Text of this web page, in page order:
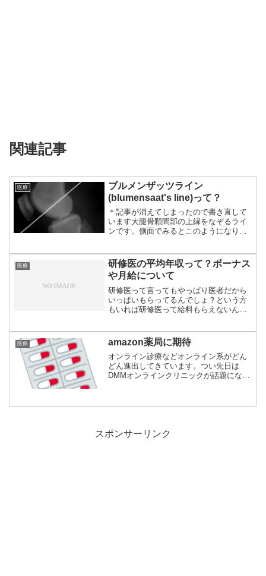
関連記事
医療
ブルメンザッツライン
(blumensaat's line)って？
＊記事が消えてしまったので書き直して
います大腿骨顆間部の上縁をなぞるライ
ンです。側面でみるとこのようになりま
医療
研修医の平均年収って？ボーナス
や月給について
研修医って言ってもやっぱり医者だから
いっぱいもらってるんでしょ？という方
もいれば研修医って給料もらえないんだ
医療 amazon薬局に期待
オンライン診療などオンライン系がどん
どん進出してきています。つい先日は
DMMオンラインクリニックが話題になり
スポンサーリンク